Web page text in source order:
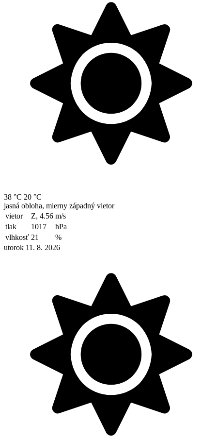
38 °C 20 °C
jasná obloha, mierny západný vietor
vietor
Z, 4.56 m/s
tlak
1017
hPa
vlhkosť 21
%
utorok 11. 8. 2026